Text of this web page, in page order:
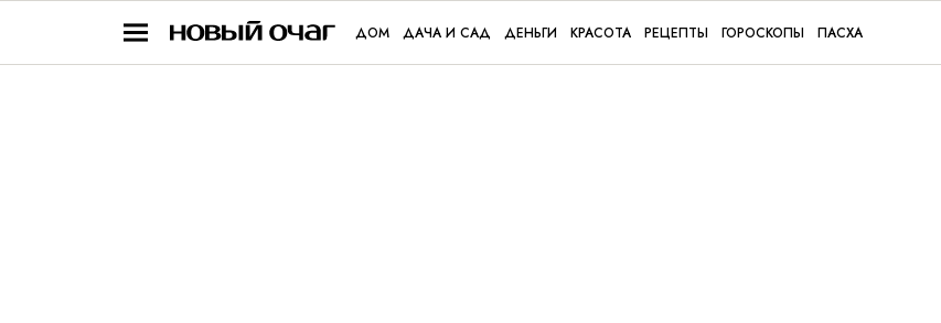
ДОМ ДАЧА И САД ДЕНЬГИ КРАСОТА РЕЦЕПТЫ ГОРОСКОПЫ ПАСХА